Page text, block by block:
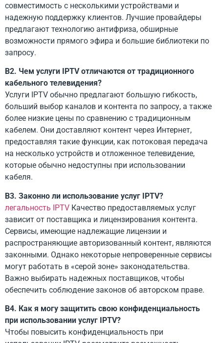
совместимость с несколькими устройствами и
надежную поддержку клиентов. Лучшие провайдеры
предлагают технологию антифриза, обширные
возможности прямого эфира и большие библиотеки по
запросу.
В2. Чем услуги IPTV отличаются от традиционного
кабельного телевидения?
Услуги IPTV обычно предлагают большую гибкость,
больший выбор каналов и контента по запросу, а также
более низкие цены по сравнению с традиционным
кабелем. Они доставляют контент через Интернет,
предоставляя такие функции, как потоковая передача
на несколько устройств и отложенное телевидение,
которые обычно недоступны при использовании
кабеля.
В3. Законно ли использование услуг IPTV?
легальность IPTV Качество предоставляемых услуг
зависит от поставщика и лицензирования контента.
Сервисы, имеющие надлежащие лицензии и
распространяющие авторизованный контент, являются
законными. Однако некоторые непроверенные сервисы
могут работать в «серой зоне» законодательства.
Важно выбирать надежных поставщиков, чтобы
обеспечить соблюдение законов об авторском праве.
В4. Как я могу защитить свою конфиденциальность
при использовании услуг IPTV?
Чтобы повысить конфиденциальность при